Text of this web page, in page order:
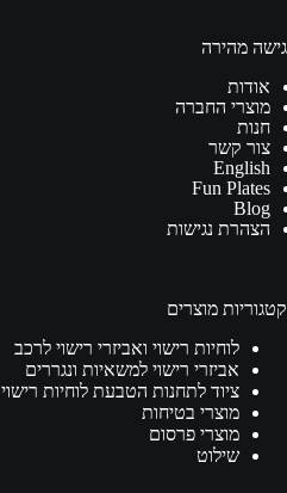
גישה מהירה
אודות
מוצרי החברה
חנות
צור קשר
English
Fun Plates
Blog
הצהרת נגישות
קטגוריות מוצרים
לוחיות רישוי ואביזרי רישוי לרכב
אביזרי רישוי למשאיות ונגררים
ציוד לתחנות הטבעת לוחיות רישוי
מוצרי בטיחות
מוצרי פרסום
שילוט